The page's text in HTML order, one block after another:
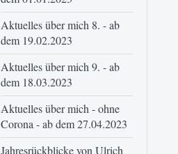
Aktuelles über mich 8. - ab
dem 19.02.2023
Aktuelles über mich 9. - ab
dem 18.03.2023
Aktuelles über mich - ohne
Corona - ab dem 27.04.2023
Jahresrückblicke von Ulrich